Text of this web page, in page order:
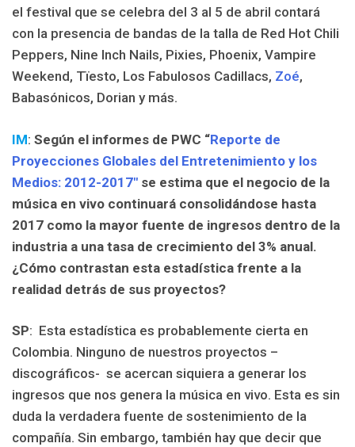
el festival que se celebra del 3 al 5 de abril contará
con la presencia de bandas de la talla de Red Hot Chili
Peppers, Nine Inch Nails, Pixies, Phoenix, Vampire
Weekend, Tïesto, Los Fabulosos Cadillacs, Zoé,
Babasónicos, Dorian y más.
IM: Según el informes de PWC “Reporte de
Proyecciones Globales del Entretenimiento y los
Medios: 2012-2017″ se estima que el negocio de la
música en vivo continuará consolidándose hasta
2017 como la mayor fuente de ingresos dentro de la
industria a una tasa de crecimiento del 3% anual.
¿Cómo contrastan esta estadística frente a la
realidad detrás de sus proyectos?
SP: Esta estadística es probablemente cierta en
Colombia. Ninguno de nuestros proyectos –
discográficos- se acercan siquiera a generar los
ingresos que nos genera la música en vivo. Esta es sin
duda la verdadera fuente de sostenimiento de la
compañía. Sin embargo, también hay que decir que